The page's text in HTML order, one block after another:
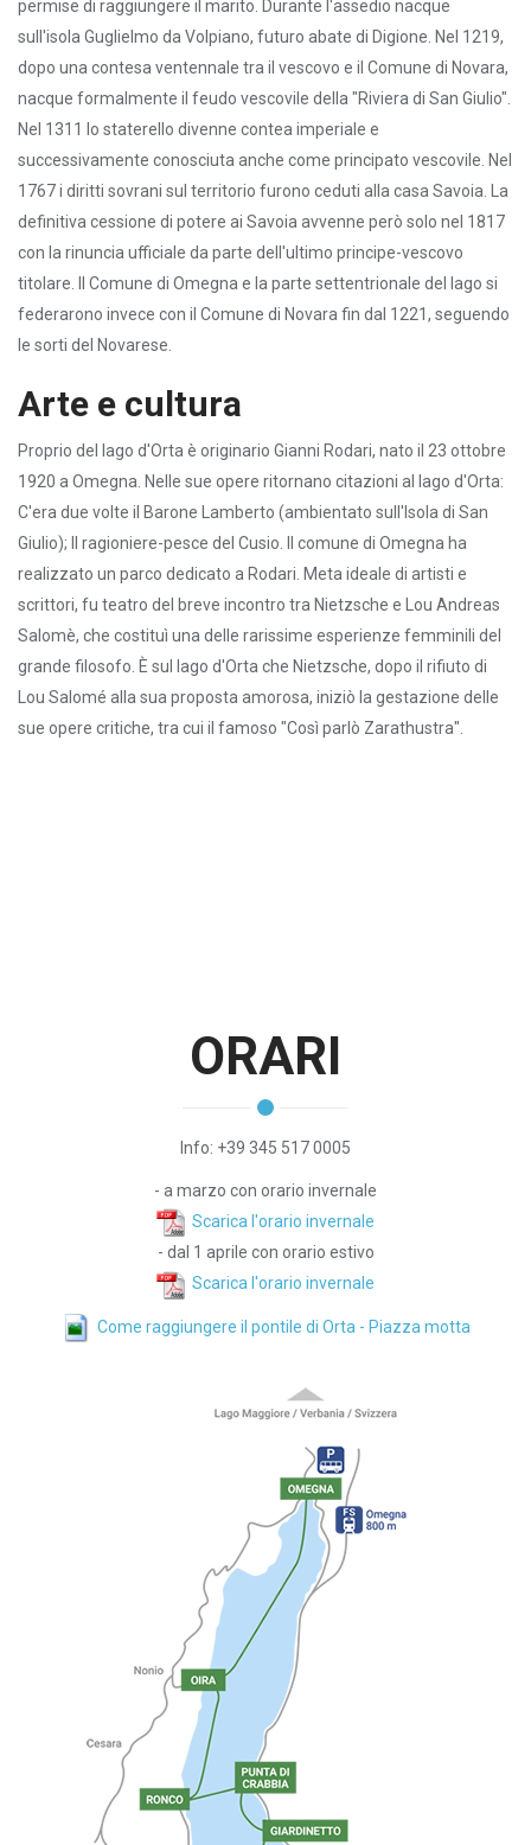
permise di raggiungere il marito. Durante l'assedio nacque
sull'isola Guglielmo da Volpiano, futuro abate di Digione. Nel 1219,
dopo una contesa ventennale tra il vescovo e il Comune di Novara,
nacque formalmente il feudo vescovile della "Riviera di San Giulio".
Nel 1311 lo staterello divenne contea imperiale e
successivamente conosciuta anche come principato vescovile. Nel
1767 i diritti sovrani sul territorio furono ceduti alla casa Savoia. La
definitiva cessione di potere ai Savoia avvenne però solo nel 1817
con la rinuncia ufficiale da parte dell'ultimo principe-vescovo
titolare. Il Comune di Omegna e la parte settentrionale del lago si
federarono invece con il Comune di Novara fin dal 1221, seguendo
le sorti del Novarese.
Arte e cultura
Proprio del lago d'Orta è originario Gianni Rodari, nato il 23 ottobre
1920 a Omegna. Nelle sue opere ritornano citazioni al lago d'Orta:
C'era due volte il Barone Lamberto (ambientato sull'Isola di San
Giulio); Il ragioniere-pesce del Cusio. Il comune di Omegna ha
realizzato un parco dedicato a Rodari. Meta ideale di artisti e
scrittori, fu teatro del breve incontro tra Nietzsche e Lou Andreas
Salomè, che costituì una delle rarissime esperienze femminili del
grande filosofo. È sul lago d'Orta che Nietzsche, dopo il rifiuto di
Lou Salomé alla sua proposta amorosa, iniziò la gestazione delle
sue opere critiche, tra cui il famoso "Così parlò Zarathustra".
ORARI
Info: +39 345 517 0005
- a marzo con orario invernale
Scarica l'orario invernale
- dal 1 aprile con orario estivo
Scarica l'orario invernale
Come raggiungere il pontile di Orta - Piazza motta